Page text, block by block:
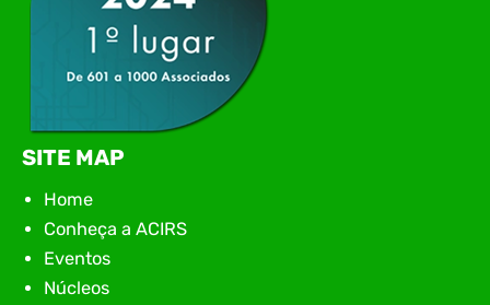
SITE MAP
Home
Conheça a ACIRS
Eventos
Núcleos